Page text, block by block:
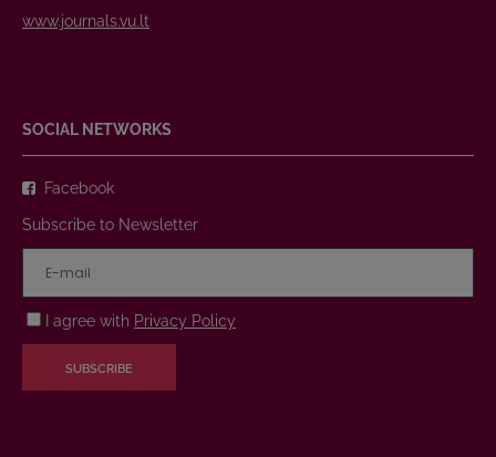
www.journals.vu.lt
SOCIAL NETWORKS
Facebook
Subscribe to Newsletter
I agree with Privacy Policy
SUBSCRIBE